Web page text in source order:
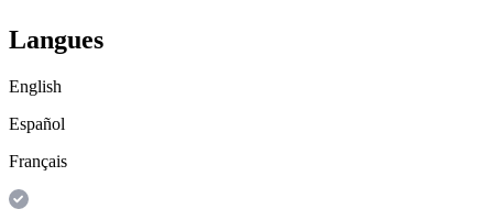
Langues
English
Español
Français